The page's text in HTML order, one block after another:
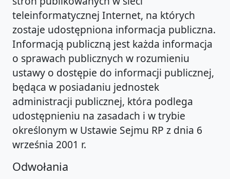
teleinformatycznej Internet, na których
zostaje udostępniona informacja publiczna.
Informacją publiczną jest każda informacja
o sprawach publicznych w rozumieniu
ustawy o dostępie do informacji publicznej,
będąca w posiadaniu jednostek
administracji publicznej, która podlega
udostępnieniu na zasadach i w trybie
określonym w Ustawie Sejmu RP z dnia 6
września 2001 r.
Odwołania